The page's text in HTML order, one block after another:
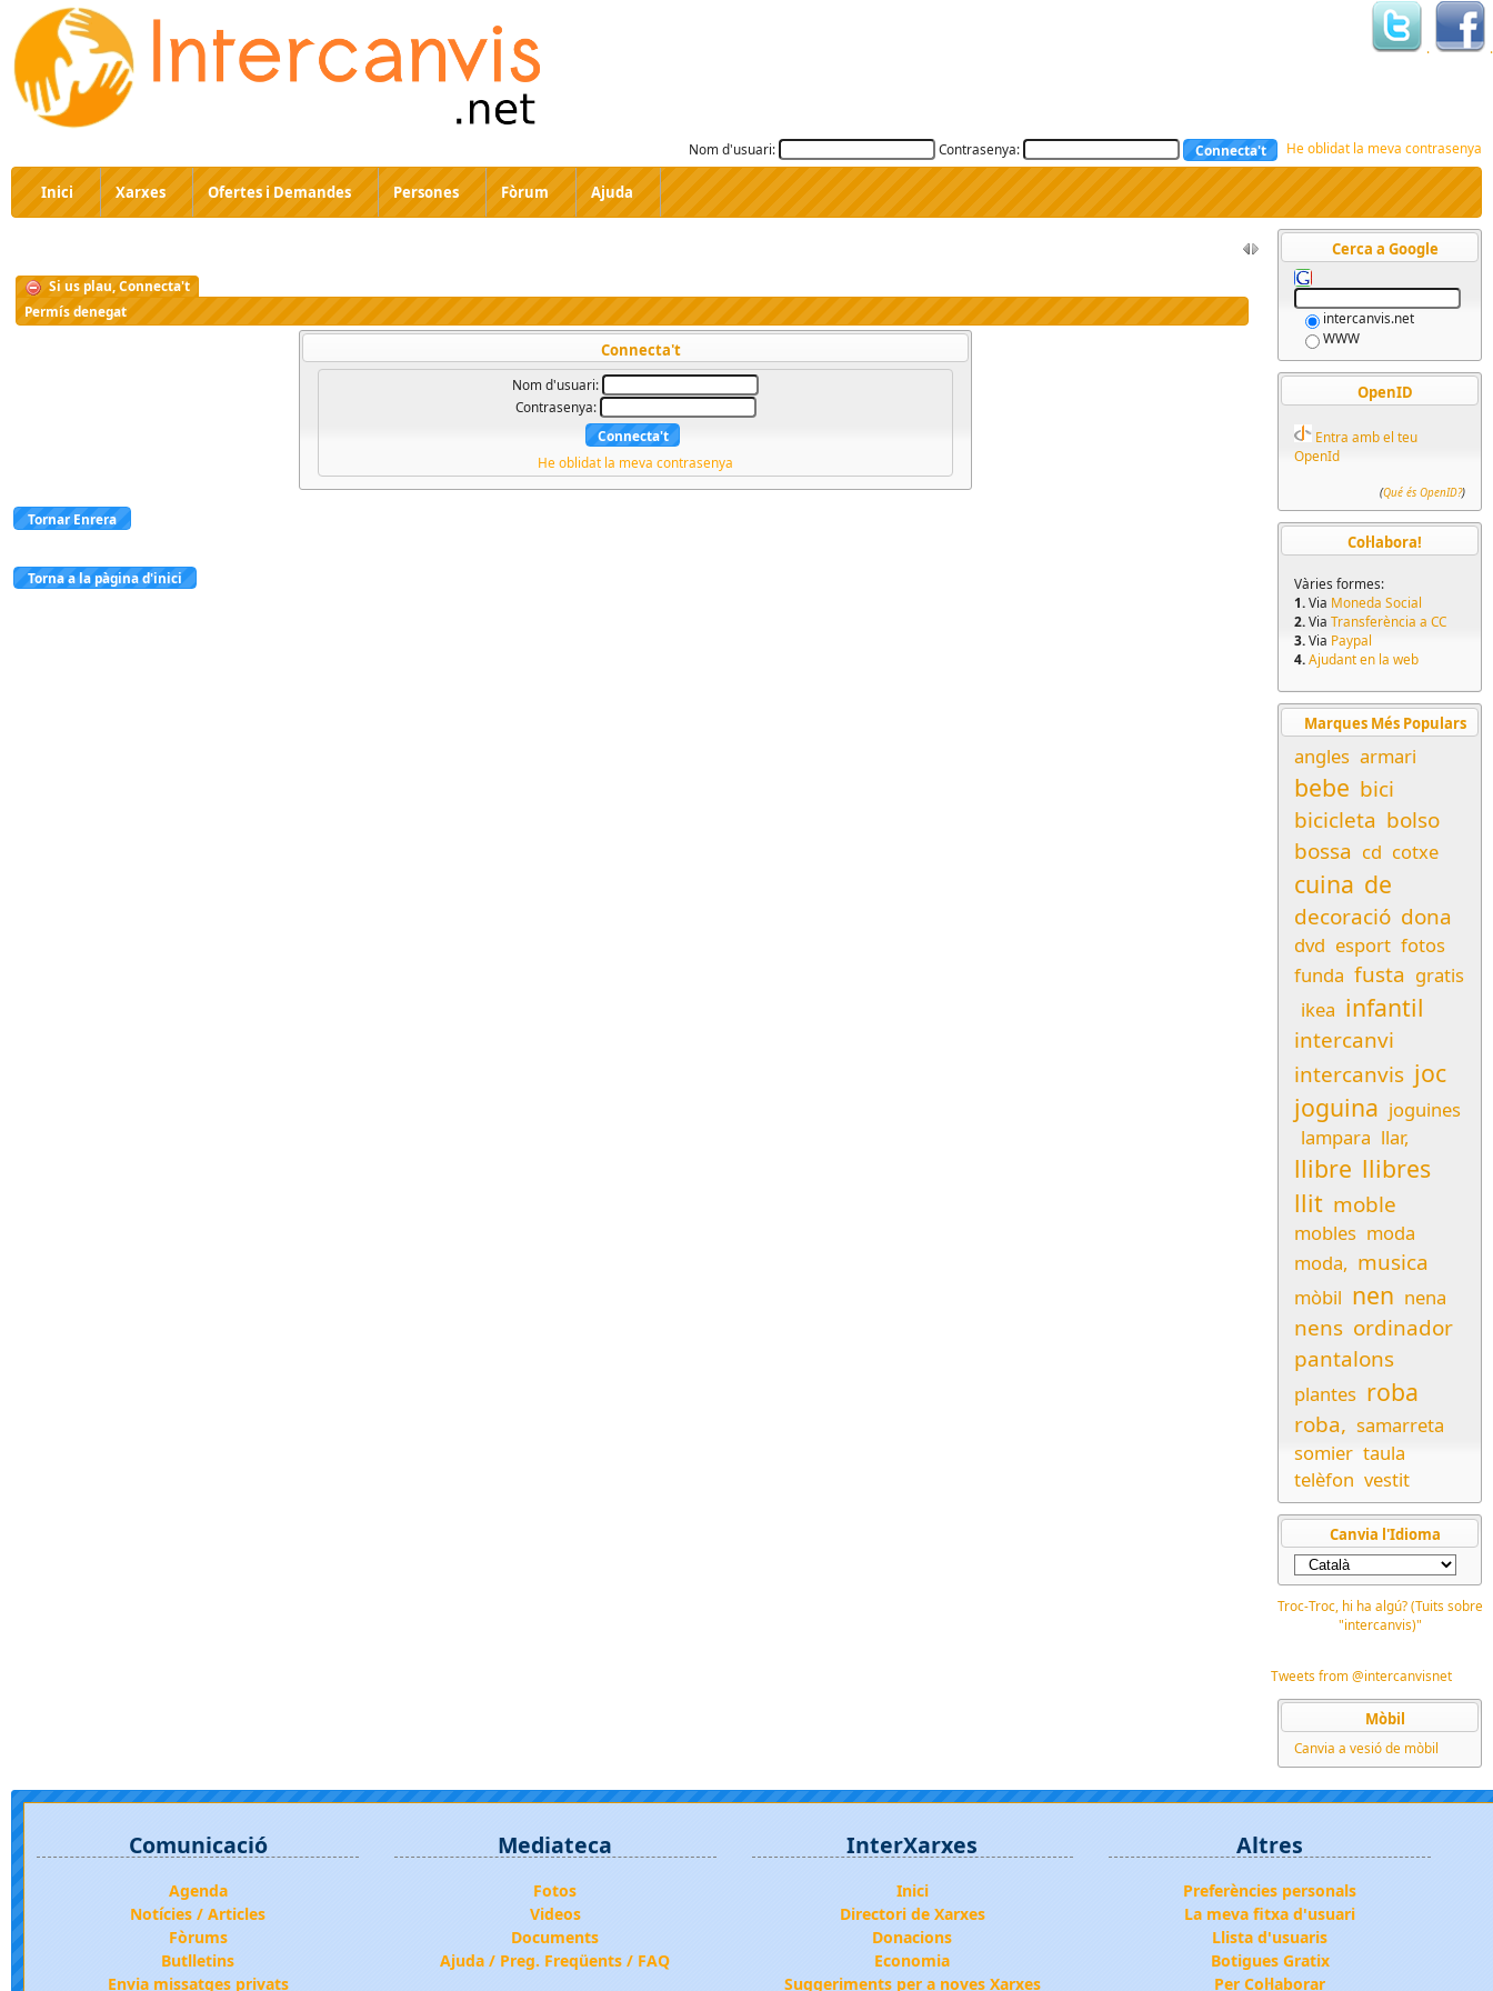
. .
Nom d'usuari: Contrasenya: He oblidat la meva contrasenya
Inici Xarxes Ofertes i Demandes Persones Fòrum Ajuda
Si us plau, Connecta't
Permís denegat
Connecta't
Nom d'usuari:
Contrasenya:
He oblidat la meva contrasenya
Tornar Enrera
Torna a la pàgina d'inici
Cerca a Google
intercanvis.net
WWW
OpenID
Entra amb el teu
OpenId
(Qué és OpenID?)
Col·labora!
Vàries formes:
1.Via Moneda Social
2.ViaTransferència a CC
3.Via Paypal
4.Ajudant en la web
Marques Més Populars
angles armari
bebe bici
bicicleta bolso
bossa cd cotxe
cuina de
decoració dona
dvd esport fotos
funda fusta gratis
ikea infantil
intercanvi
intercanvis joc
joguina joguines
lampara llar,
llibre llibres
llit moble
mobles moda
moda, musica
mòbil nen nena
nens ordinador
pantalons
plantes roba
roba, samarreta
somier taula
telèfon vestit
Canvia l'Idioma
Troc-Troc, hi ha algú? (Tuits sobre
"intercanvis)"
Tweets from @intercanvisnet
Mòbil
Canvia a vesió de mòbil
Comunicació
Agenda
Notícies / Articles
Fòrums
Butlletins
Envia missatges privats
Mediateca
Fotos
Videos
Documents
Ajuda / Preg. Freqüents / FAQ
InterXarxes
Inici
Directori de Xarxes
Donacions
Economia
Suggeriments per a noves Xarxes
Altres
Preferències personals
La meva fitxa d'usuari
Llista d'usuaris
Botigues Gratix
Per Col·laborar